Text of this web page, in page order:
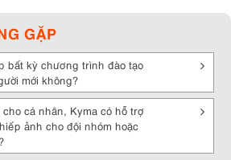
GẶP
bất kỳ chương trình đào tạo
mới không?
cá nhân, Kyma có hỗ trợ
ảnh cho đội nhóm hoặc